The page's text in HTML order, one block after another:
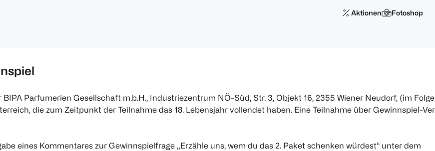
Aktionen Fotoshop
Parfumerien Gesellschaft m.b.H., Industriezentrum NÖ-Süd, Str. 3, Objekt 16, 2355 Wiener Neudorf, (im
die zum Zeitpunkt der Teilnahme das 18. Lebensjahr vollendet haben. Eine Teilnahme über Gewinnspiel-
eines Kommentares zur Gewinnspielfrage „Erzähle uns, wem du das 2. Paket schenken würdest“ unter dem